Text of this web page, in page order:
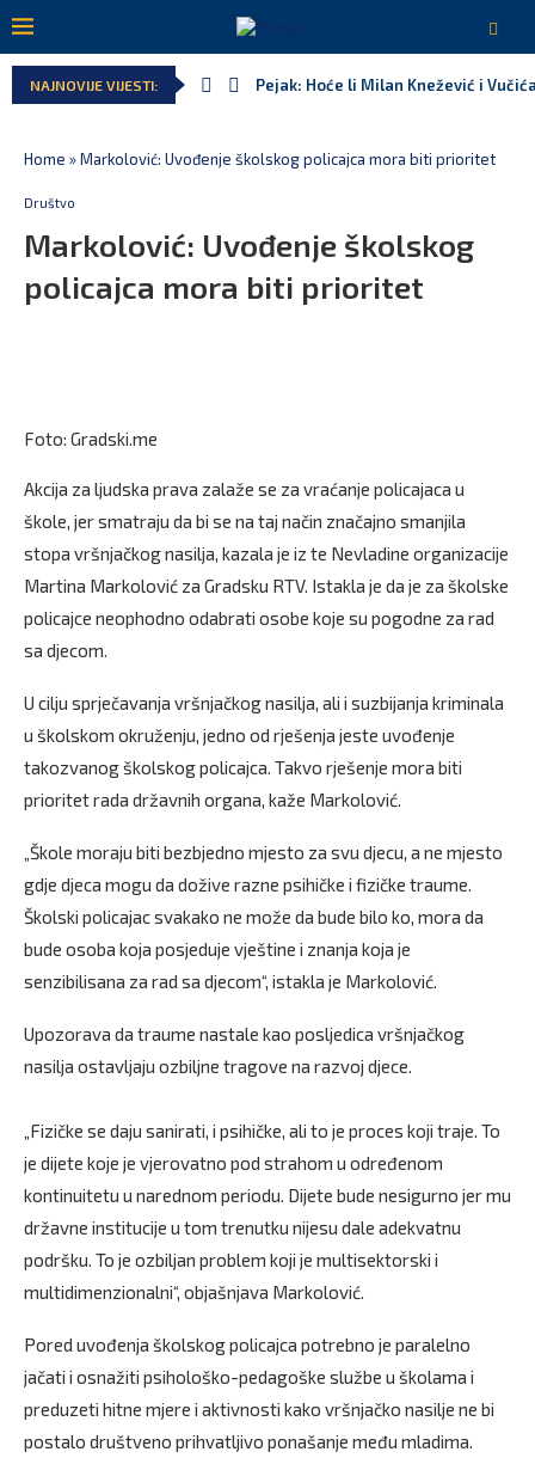
NAJNOVIJE VIJESTI: Pejak: Hoće li Milan Knežević i
Home »Markolović: Uvođenje školskog policajca mora biti prioritet
Društvo
Markolović: Uvođenje školskog
policajca mora biti prioritet
Foto: Gradski.me
Akcija za ljudska prava zalaže se za vraćanje policajaca u
škole, jer smatraju da bi se na taj način značajno smanjila
stopa vršnjačkog nasilja, kazala je iz te Nevladine organizacije
Martina Markolović za Gradsku RTV. Istakla je da je za školske
policajce neophodno odabrati osobe koje su pogodne za rad
sa djecom.
U cilju sprječavanja vršnjačkog nasilja, ali i suzbijanja kriminala
u školskom okruženju, jedno od rješenja jeste uvođenje
takozvanog školskog policajca. Takvo rješenje mora biti
prioritet rada državnih organa, kaže Markolović.
„Škole moraju biti bezbjedno mjesto za svu djecu, a ne mjesto
gdje djeca mogu da dožive razne psihičke i fizičke traume.
Školski policajac svakako ne može da bude bilo ko, mora da
bude osoba koja posjeduje vještine i znanja koja je
senzibilisana za rad sa djecom“, istakla je Markolović.
Upozorava da traume nastale kao posljedica vršnjačkog
nasilja ostavljaju ozbiljne tragove na razvoj djece.
„Fizičke se daju sanirati, i psihičke, ali to je proces koji traje. To
je dijete koje je vjerovatno pod strahom u određenom
kontinuitetu u narednom periodu. Dijete bude nesigurno jer mu
državne institucije u tom trenutku nijesu dale adekvatnu
podršku. To je ozbiljan problem koji je multisektorski i
multidimenzionalni“, objašnjava Markolović.
Pored uvođenja školskog policajca potrebno je paralelno
jačati i osnažiti psihološko-pedagoške službe u školama i
preduzeti hitne mjere i aktivnosti kako vršnjačko nasilje ne bi
postalo društveno prihvatljivo ponašanje među mladima.